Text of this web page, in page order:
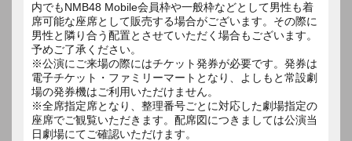
内でもNMB48 Mobile会員枠や一般枠などとして男性も着
席可能な座席として販売する場合がございます。その際に
男性と隣り合う配置とさせていただく場合もございます。
予めご了承ください。
※公演にご来場の際にはチケット発券が必要です。発券は
電子チケット・ファミリーマートとなり、よしもと常設劇
場の発券機はご利用いただけません。
※全席指定席となり、整理番号ごとに対応した劇場指定の
座席でご観覧いただきます。配席図につきましては公演当
日劇場にてご確認いただけます。